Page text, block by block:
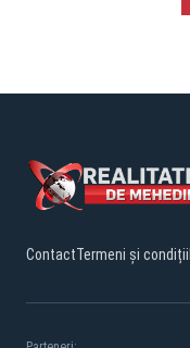
ContactTermeni și condiții